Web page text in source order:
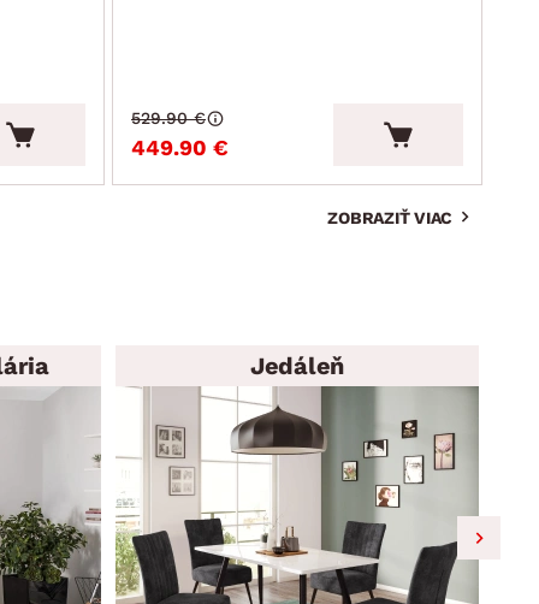
449.90 €
529.90 €
ZOBRAZIŤ VIAC
Jedáleň